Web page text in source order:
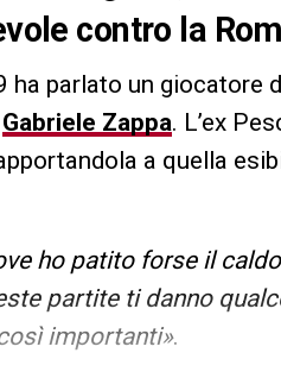
contro la
ha parlato un giocatore
Gabriele Zappa. L’ex
a quella
ho patito forse il
partite ti danno
importanti».